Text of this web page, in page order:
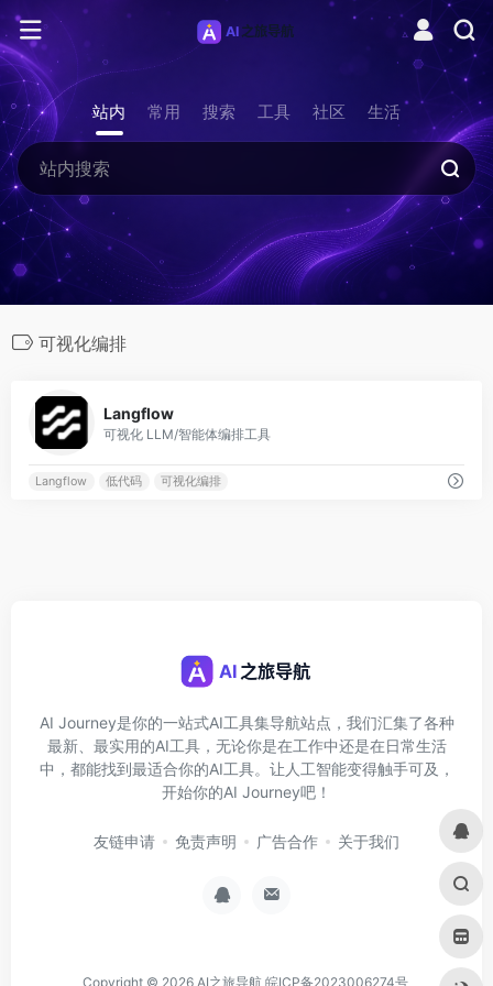
站内 常用 搜索 工具 社区 生活
可视化编排
Langflow
可视化 LLM/智能体编排工具
Langflow 低代码 可视化编排
AI Journey是你的一站式AI工具集导航站点，我们汇集了各种
最新、最实用的AI工具，无论你是在工作中还是在日常生活
中，都能找到最适合你的AI工具。让人工智能变得触手可及，
开始你的AI Journey吧！
友链申请 免责声明 广告合作 关于我们
Copyright © 2026 AI之旅导航 皖ICP备2023006274号